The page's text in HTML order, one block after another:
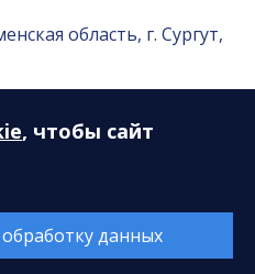
область, г. Сургут,
лаборатория
Интернет-Эксперт
, чтобы сайт
данных